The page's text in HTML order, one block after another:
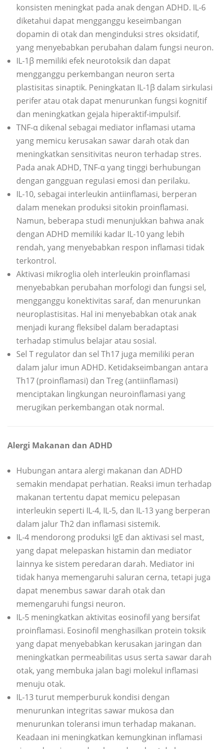
konsisten meningkat pada anak dengan ADHD. IL-6
diketahui dapat mengganggu keseimbangan
dopamin di otak dan menginduksi stres oksidatif,
yang menyebabkan perubahan dalam fungsi neuron.
IL-1β memiliki efek neurotoksik dan dapat
mengganggu perkembangan neuron serta
plastisitas sinaptik. Peningkatan IL-1β dalam sirkulasi
perifer atau otak dapat menurunkan fungsi kognitif
dan meningkatkan gejala hiperaktif-impulsif.
TNF-α dikenal sebagai mediator inflamasi utama
yang memicu kerusakan sawar darah otak dan
meningkatkan sensitivitas neuron terhadap stres.
Pada anak ADHD, TNF-α yang tinggi berhubungan
dengan gangguan regulasi emosi dan perilaku.
IL-10, sebagai interleukin antiinflamasi, berperan
dalam menekan produksi sitokin proinflamasi.
Namun, beberapa studi menunjukkan bahwa anak
dengan ADHD memiliki kadar IL-10 yang lebih
rendah, yang menyebabkan respon inflamasi tidak
terkontrol.
Aktivasi mikroglia oleh interleukin proinflamasi
menyebabkan perubahan morfologi dan fungsi sel,
mengganggu konektivitas saraf, dan menurunkan
neuroplastisitas. Hal ini menyebabkan otak anak
menjadi kurang fleksibel dalam beradaptasi
terhadap stimulus belajar atau sosial.
Sel T regulator dan sel Th17 juga memiliki peran
dalam jalur imun ADHD. Ketidakseimbangan antara
Th17 (proinflamasi) dan Treg (antiinflamasi)
menciptakan lingkungan neuroinflamasi yang
merugikan perkembangan otak normal.
Alergi Makanan dan ADHD
Hubungan antara alergi makanan dan ADHD
semakin mendapat perhatian. Reaksi imun terhadap
makanan tertentu dapat memicu pelepasan
interleukin seperti IL-4, IL-5, dan IL-13 yang berperan
dalam jalur Th2 dan inflamasi sistemik.
IL-4 mendorong produksi IgE dan aktivasi sel mast,
yang dapat melepaskan histamin dan mediator
lainnya ke sistem peredaran darah. Mediator ini
tidak hanya memengaruhi saluran cerna, tetapi juga
dapat menembus sawar darah otak dan
memengaruhi fungsi neuron.
IL-5 meningkatkan aktivitas eosinofil yang bersifat
proinflamasi. Eosinofil menghasilkan protein toksik
yang dapat menyebabkan kerusakan jaringan dan
meningkatkan permeabilitas usus serta sawar darah
otak, yang membuka jalan bagi molekul inflamasi
menuju otak.
IL-13 turut memperburuk kondisi dengan
menurunkan integritas sawar mukosa dan
menurunkan toleransi imun terhadap makanan.
Keadaan ini meningkatkan kemungkinan inflamasi